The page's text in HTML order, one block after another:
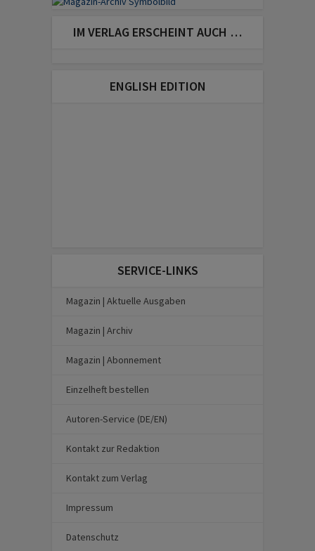
IM VERLAG ERSCHEINT AUCH …
ENGLISH EDITION
SERVICE-LINKS
Magazin | Aktuelle Ausgaben
Magazin | Archiv
Magazin | Abonnement
Einzelheft bestellen
Autoren-Service (DE/EN)
Kontakt zur Redaktion
Kontakt zum Verlag
Impressum
Datenschutz